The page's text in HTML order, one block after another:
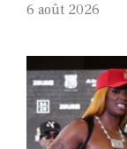
6 août 2026